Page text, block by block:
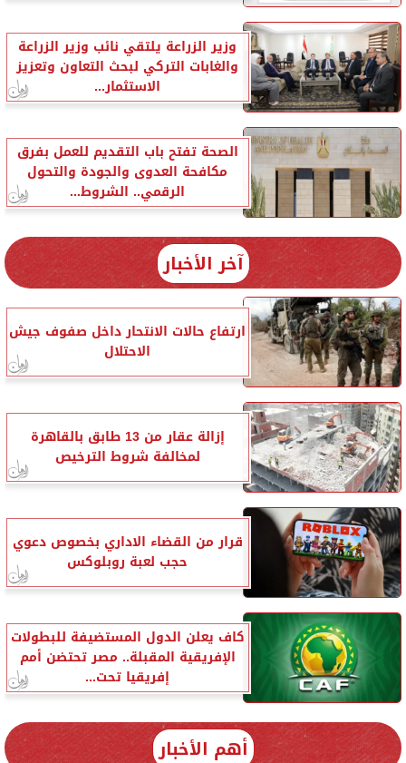
وزير الزراعة يلتقي نائب وزير الزراعة
والغابات التركي لبحث التعاون وتعزيز
الاستثمار...
الصحة تفتح باب التقديم للعمل بفرق
مكافحة العدوى والجودة والتحول
الرقمي.. الشروط...
آخر الأخبار
ارتفاع حالات الانتحار داخل صفوف جيش
الاحتلال
إزالة عقار من 13 طابق بالقاهرة
لمخالفة شروط الترخيص
قرار من القضاء الاداري بخصوص دعوي
حجب لعبة روبلوكس
كاف يعلن الدول المستضيفة للبطولات
الإفريقية المقبلة.. مصر تحتضن أمم
إفريقيا تحت...
أهم الأخبار